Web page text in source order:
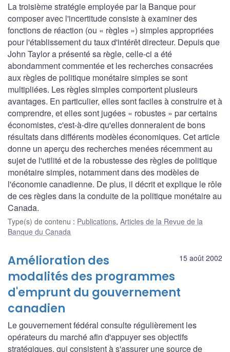
La troisième stratégie employée par la Banque pour
composer avec l'incertitude consiste à examiner des
fonctions de réaction (ou « règles ») simples appropriées
pour l'établissement du taux d'intérêt directeur. Depuis que
John Taylor a présenté sa règle, celle-ci a été
abondamment commentée et les recherches consacrées
aux règles de politique monétaire simples se sont
multipliées. Les règles simples comportent plusieurs
avantages. En particulier, elles sont faciles à construire et à
comprendre, et elles sont jugées « robustes » par certains
économistes, c'est-à-dire qu'elles donneraient de bons
résultats dans différents modèles économiques. Cet article
donne un aperçu des recherches menées récemment au
sujet de l'utilité et de la robustesse des règles de politique
monétaire simples, notamment dans des modèles de
l'économie canadienne. De plus, il décrit et explique le rôle
de ces règles dans la conduite de la politique monétaire au
Canada.
Type(s) de contenu : Publications, Articles de la Revue de la
Banque du Canada
15 août 2002
Amélioration des
modalités des programmes
d'emprunt du gouvernement
canadien
Le gouvernement fédéral consulte régulièrement les
opérateurs du marché afin d'appuyer ses objectifs
stratégiques, qui consistent à s'assurer une source de